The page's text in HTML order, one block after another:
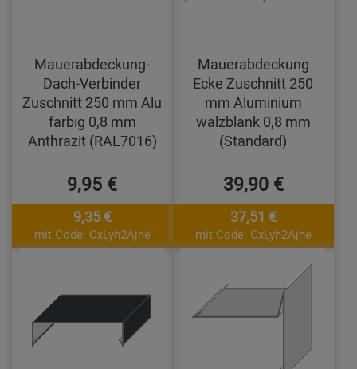
Mauerabdeckung-
Dach-Verbinder
Zuschnitt 250 mm Alu
farbig 0,8 mm
Anthrazit (RAL7016)
9,95 €
9,35 €
mit Code: CxLyh2Ajne
Mauerabdeckung
Ecke Zuschnitt 250
mm Aluminium
walzblank 0,8 mm
(Standard)
39,90 €
37,51 €
mit Code: CxLyh2Ajne